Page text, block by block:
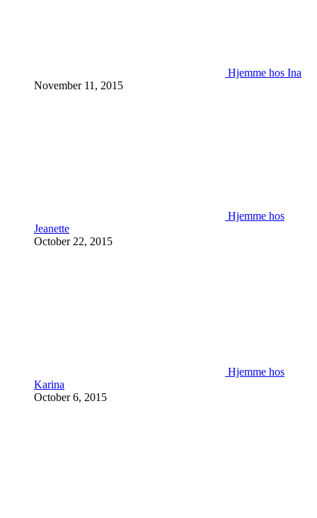
Hjemme hos Ina
November 11, 2015
Hjemme hos
Jeanette
October 22, 2015
Hjemme hos
Karina
October 6, 2015